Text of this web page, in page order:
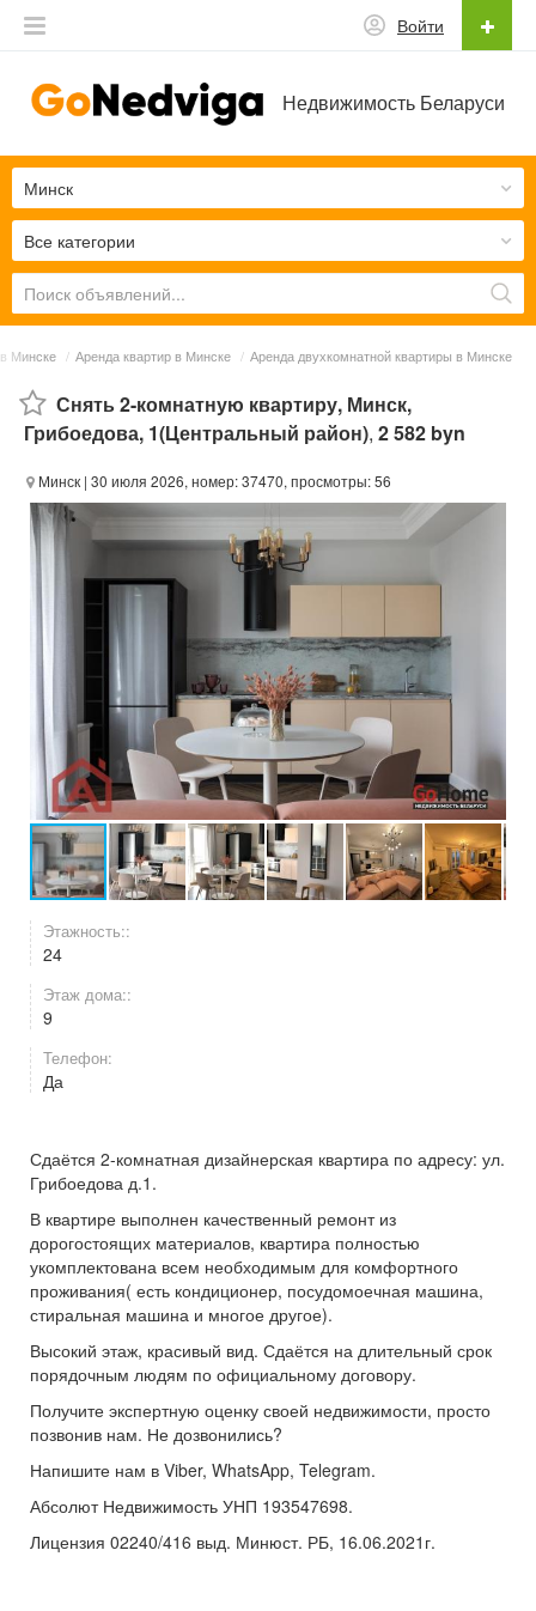
Недвижимость Беларуси
Войти
Все категории
Минск
Минске / Аренда квартир в Минске / Аренда двухкомнатной квартиры в Минске
Снять 2-комнатную квартиру, Минск,
Грибоедова, 1(Центральный район), 2 582 byn
Минск | 30 июля 2026, номер: 37470, просмотры: 56
Этажность::
24
Этаж дома::
9
Телефон:
Да
Сдаётся 2-комнатная дизайнерская квартира по адресу: ул.
Грибоедова д.1.
В квартире выполнен качественный ремонт из
дорогостоящих материалов, квартира полностью
укомплектована всем необходимым для комфортного
проживания( есть кондиционер, посудомоечная машина,
стиральная машина и многое другое).
Высокий этаж, красивый вид. Сдаётся на длительный срок
порядочным людям по официальному договору.
Получите экспертную оценку своей недвижимости, просто
позвонив нам. Не дозвонились?
Напишите нам в Viber, WhatsApp, Telegram.
Абсолют Недвижимость УНП 193547698.
Лицензия 02240/416 выд. Минюст. РБ, 16.06.2021г.